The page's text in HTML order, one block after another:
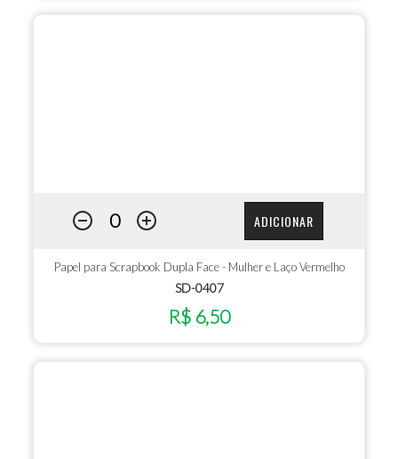
ADICIONAR
Papel para Scrapbook Dupla Face - Mulher e Laço Vermelho
SD-0407
R$ 6,50